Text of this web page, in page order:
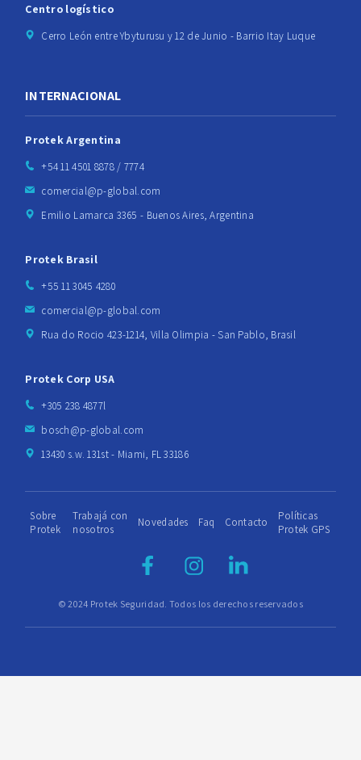
Centro logístico
Cerro León entre Ybyturusu y 12 de Junio - Barrio Itay Luque
INTERNACIONAL
Protek Argentina
+54 11 4501 8878 / 7774
comercial@p-global.com
Emilio Lamarca 3365 - Buenos Aires, Argentina
Protek Brasil
+55 11 3045 4280
comercial@p-global.com
Rua do Rocio 423-1214, Villa Olimpia - San Pablo, Brasil
Protek Corp USA
+305 238 4877l
bosch@p-global.com
13430 s.w. 131st - Miami, FL 33186
© 2024 Protek Seguridad. Todos los derechos reservados
Sobre
Protek
Trabajá con
nosotros
Novedades Faq Contacto
Políticas
Protek GPS